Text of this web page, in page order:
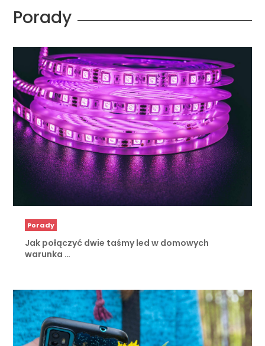
Porady
Porady
Jak połączyć dwie taśmy led w domowych
warunka …